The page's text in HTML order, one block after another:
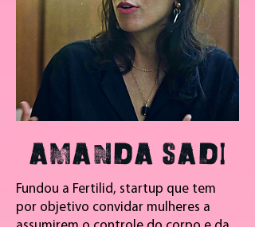
AMANDA SADI
Fundou a Fertilid, startup que tem
por objetivo convidar mulheres a